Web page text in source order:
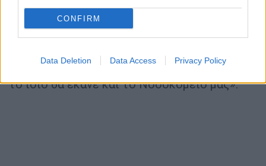
CONFIRM
Data Deletion Data Access Privacy Policy
«οποιοσδήποτε πολίτης έφτανε σε
οποιοδήποτε νοσοκομείο αντιμετωπίζοντας
κάποιο σοβαρό πρόβλημα υγείας θα τύγχανε
των πρώτων βοηθειών και της απαραίτητης
φροντίδας, ακόμα κι αν δεν εφημέρευε, και
το ίδιο θα έκανε και το Νοσοκομείο μας».